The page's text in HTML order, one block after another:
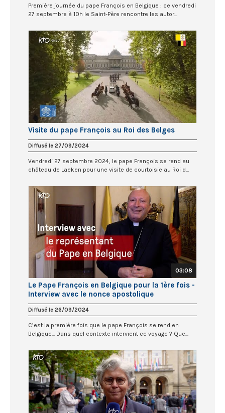
Première journée du pape François en Belgique : ce vendredi
27 septembre à 10h le Saint-Père rencontre les autor...
Visite du pape François au Roi des Belges
Diffusé le 27/09/2024
Vendredi 27 septembre 2024, le pape François se rend au
château de Laeken pour une visite de courtoisie au Roi d...
03:08
Le Pape François en Belgique pour la 1ère fois -
Interview avec le nonce apostolique
Diffusé le 26/09/2024
C’est la première fois que le pape François se rend en
Belgique... Dans quel contexte intervient ce voyage ? Que...